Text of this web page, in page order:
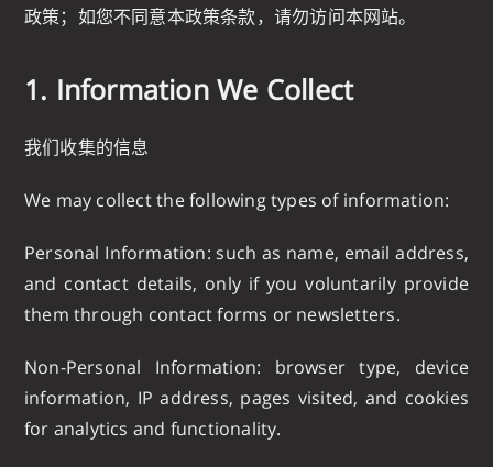
政策；如您不同意本政策条款，请勿访问本网站。
1. Information We Collect
我们收集的信息
We may collect the following types of information:
Personal Information: such as name, email address,
and contact details, only if you voluntarily provide
them through contact forms or newsletters.
Non-Personal Information: browser type, device
information, IP address, pages visited, and cookies
for analytics and functionality.